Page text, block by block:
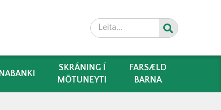
SKRÁNING Í
MÖTUNEYTI
FARSÆLD
BARNA
Leita